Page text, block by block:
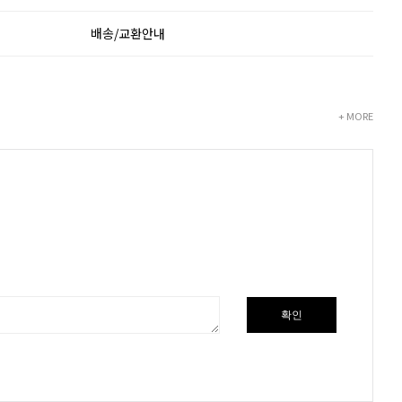
배송/교환안내
+ MORE
확인